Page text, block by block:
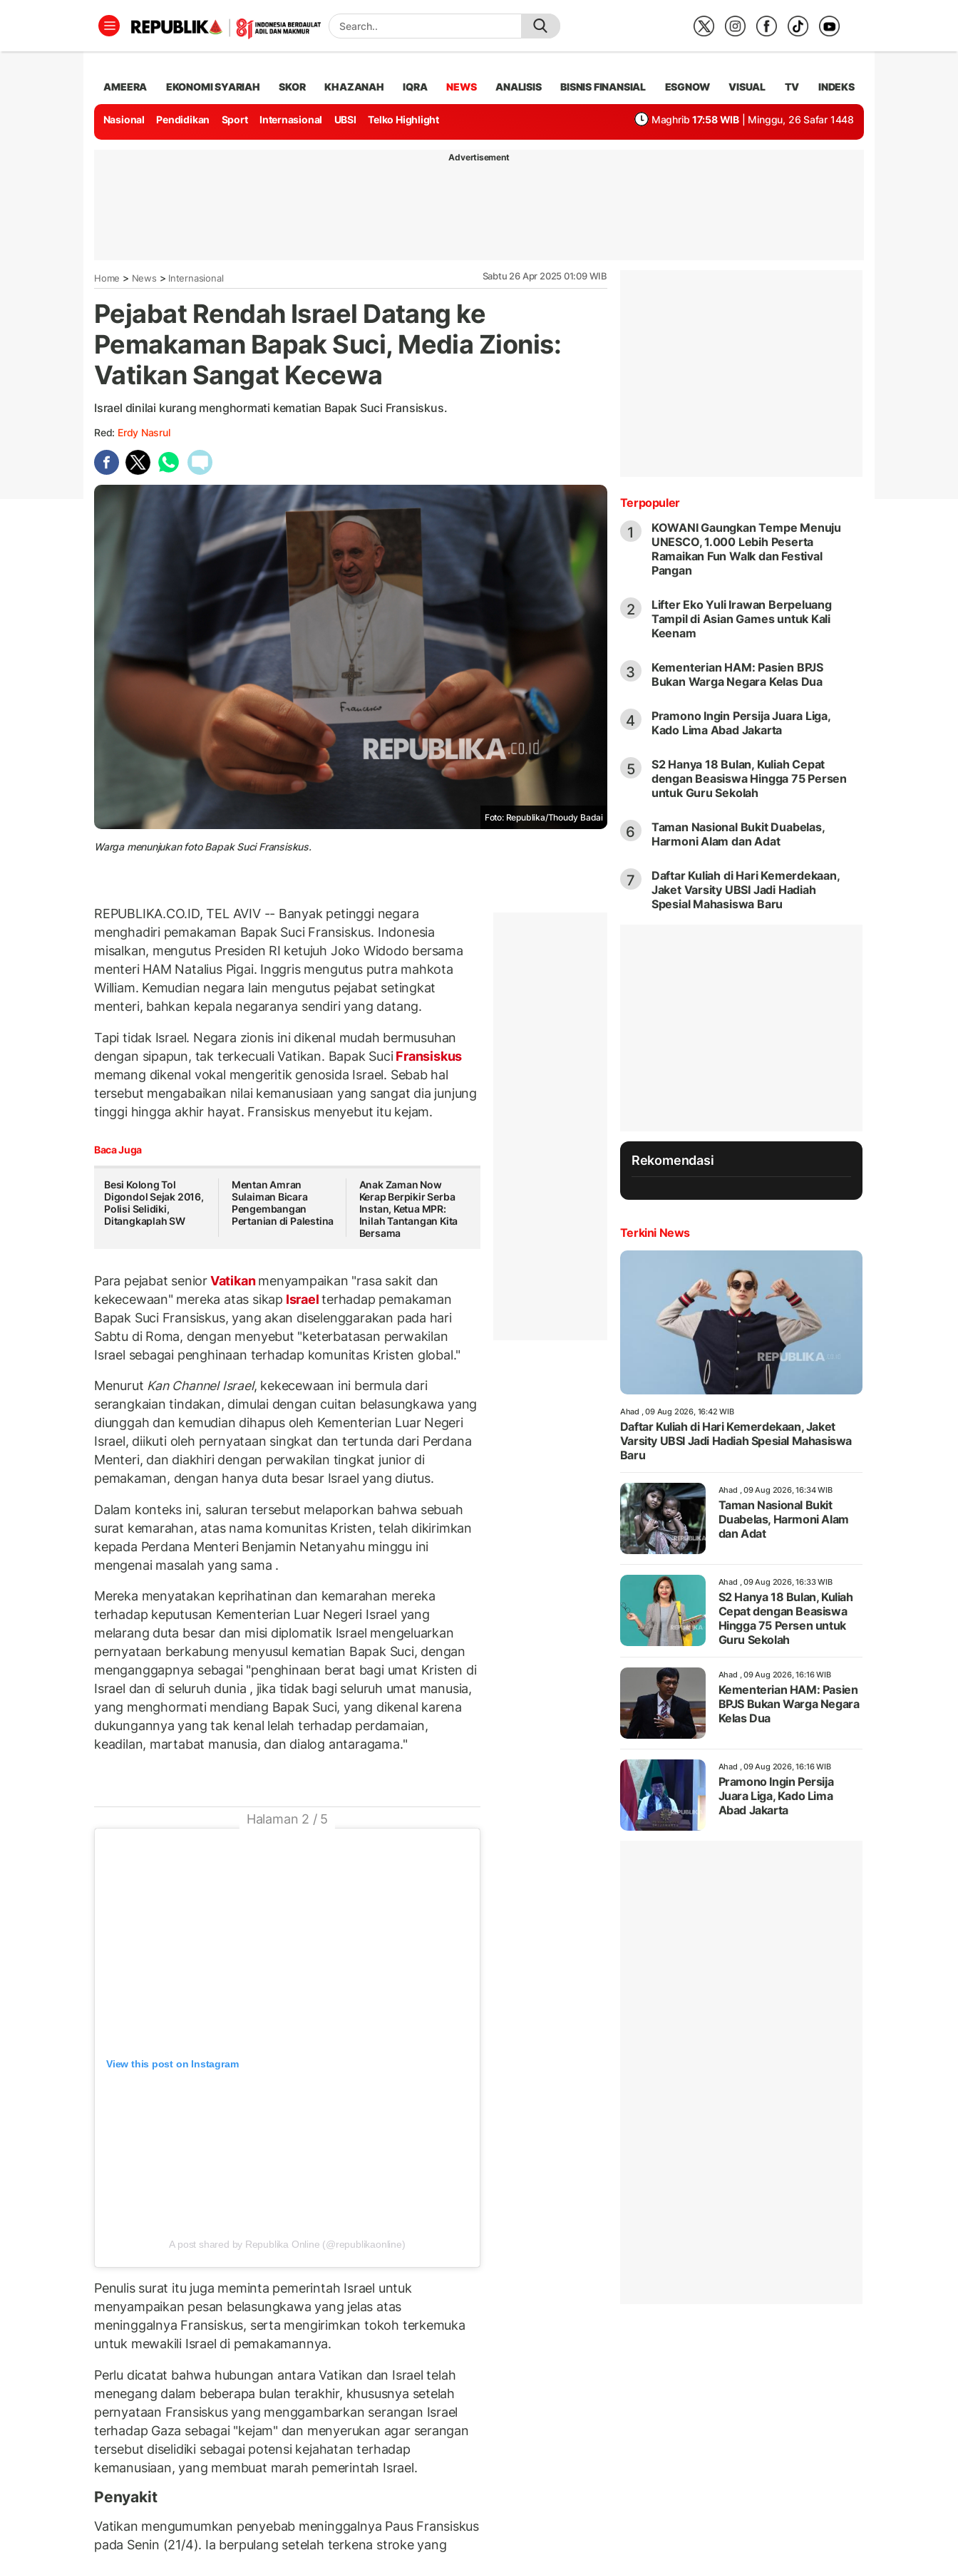
AMEERA EKONOMI SYARIAH SKOR KHAZANAH IQRA NEWS ANALISIS BISNIS FINANSIAL ESGNOW VISUAL TV INDEKS
Nasional Pendidikan Sport Internasional UBSI Telko Highlight Maghrib 17:58 WIB | Minggu, 26 Safar 1448
Advertisement
Home > News > Internasional Sabtu 26 Apr 2025 01:09 WIB
Pejabat Rendah Israel Datang ke
Pemakaman Bapak Suci, Media Zionis:
Vatikan Sangat Kecewa
Israel dinilai kurang menghormati kematian Bapak Suci Fransiskus.
Red: Erdy Nasrul
Foto: Republika/Thoudy Badai
Warga menunjukan foto Bapak Suci Fransiskus.
REPUBLIKA.CO.ID, TEL AVIV -- Banyak petinggi negara
menghadiri pemakaman Bapak Suci Fransiskus. Indonesia
misalkan, mengutus Presiden RI ketujuh Joko Widodo bersama
menteri HAM Natalius Pigai. Inggris mengutus putra mahkota
William. Kemudian negara lain mengutus pejabat setingkat
menteri, bahkan kepala negaranya sendiri yang datang.
Tapi tidak Israel. Negara zionis ini dikenal mudah bermusuhan
dengan sipapun, tak terkecuali Vatikan. Bapak SuciFransiskus
memang dikenal vokal mengeritik genosida Israel. Sebab hal
tersebut mengabaikan nilai kemanusiaan yang sangat dia junjung
tinggi hingga akhir hayat. Fransiskus menyebut itu kejam.
Baca Juga
Besi Kolong Tol
Digondol Sejak 2016,
Polisi Selidiki,
Ditangkaplah SW
Mentan Amran
Sulaiman Bicara
Pengembangan
Pertanian di Palestina
Anak Zaman Now
Kerap Berpikir Serba
Instan, Ketua MPR:
Inilah Tantangan Kita
Bersama
Para pejabat seniorVatikanmenyampaikan "rasa sakit dan
kekecewaan" mereka atas sikap Israelterhadap pemakaman
Bapak Suci Fransiskus, yang akan diselenggarakan pada hari
Sabtu di Roma, dengan menyebut "keterbatasan perwakilan
Israel sebagai penghinaan terhadap komunitas Kristen global."
Menurut Kan Channel Israel, kekecewaan ini bermula dari
serangkaian tindakan, dimulai dengan cuitan belasungkawa yang
diunggah dan kemudian dihapus oleh Kementerian Luar Negeri
Israel, diikuti oleh pernyataan singkat dan tertunda dari Perdana
Menteri, dan diakhiri dengan perwakilan tingkat junior di
pemakaman, dengan hanya duta besar Israel yang diutus.
Dalam konteks ini, saluran tersebut melaporkan bahwa sebuah
surat kemarahan, atas nama komunitas Kristen, telah dikirimkan
kepada Perdana Menteri Benjamin Netanyahu minggu ini
mengenai masalah yang sama .
Mereka menyatakan keprihatinan dan kemarahan mereka
terhadap keputusan Kementerian Luar Negeri Israel yang
melarang duta besar dan misi diplomatik Israel mengeluarkan
pernyataan berkabung menyusul kematian Bapak Suci, dengan
menganggapnya sebagai "penghinaan berat bagi umat Kristen di
Israel dan di seluruh dunia , jika tidak bagi seluruh umat manusia,
yang menghormati mendiang Bapak Suci, yang dikenal karena
dukungannya yang tak kenal lelah terhadap perdamaian,
keadilan, martabat manusia, dan dialog antaragama."
Halaman 2 / 5
View this post on Instagram
A post shared by Republika Online (@republikaonline)
Penulis surat itu juga meminta pemerintah Israel untuk
menyampaikan pesan belasungkawa yang jelas atas
meninggalnya Fransiskus, serta mengirimkan tokoh terkemuka
untuk mewakili Israel di pemakamannya.
Perlu dicatat bahwa hubungan antara Vatikan dan Israel telah
menegang dalam beberapa bulan terakhir, khususnya setelah
pernyataan Fransiskus yang menggambarkan serangan Israel
terhadap Gaza sebagai "kejam" dan menyerukan agar serangan
tersebut diselidiki sebagai potensi kejahatan terhadap
kemanusiaan, yang membuat marah pemerintah Israel.
Penyakit
Vatikan mengumumkan penyebab meninggalnya Paus Fransiskus
pada Senin (21/4). Ia berpulang setelah terkena stroke yang
Terpopuler
1
KOWANI Gaungkan Tempe Menuju
UNESCO, 1.000 Lebih Peserta
Ramaikan Fun Walk dan Festival
Pangan
2
Lifter Eko Yuli Irawan Berpeluang
Tampil di Asian Games untuk Kali
Keenam
3
Kementerian HAM: Pasien BPJS
Bukan Warga Negara Kelas Dua
4
Pramono Ingin Persija Juara Liga,
Kado Lima Abad Jakarta
5
S2 Hanya 18 Bulan, Kuliah Cepat
dengan Beasiswa Hingga 75 Persen
untuk Guru Sekolah
6
Taman Nasional Bukit Duabelas,
Harmoni Alam dan Adat
7
Daftar Kuliah di Hari Kemerdekaan,
Jaket Varsity UBSI Jadi Hadiah
Spesial Mahasiswa Baru
Rekomendasi
Terkini News
Ahad , 09 Aug 2026, 16:42 WIB
Daftar Kuliah di Hari Kemerdekaan, Jaket
Varsity UBSI Jadi Hadiah Spesial Mahasiswa
Baru
Ahad , 09 Aug 2026, 16:34 WIB
Taman Nasional Bukit
Duabelas, Harmoni Alam
dan Adat
Ahad , 09 Aug 2026, 16:33 WIB
S2 Hanya 18 Bulan, Kuliah
Cepat dengan Beasiswa
Hingga 75 Persen untuk
Guru Sekolah
Ahad , 09 Aug 2026, 16:16 WIB
Kementerian HAM: Pasien
BPJS Bukan Warga Negara
Kelas Dua
Ahad , 09 Aug 2026, 16:16 WIB
Pramono Ingin Persija
Juara Liga, Kado Lima
Abad Jakarta